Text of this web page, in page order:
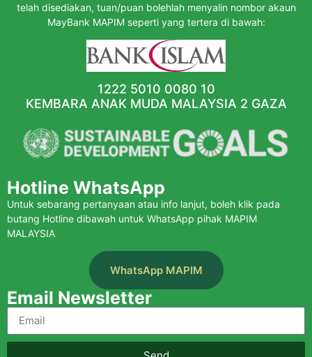
telah disediakan, tuan/puan bolehlah menyalin nombor akaun
MayBank MAPIM seperti yang tertera di bawah:
1222 5010 0080 10
KEMBARA ANAK MUDA MALAYSIA 2 GAZA
Hotline WhatsApp
Untuk sebarang pertanyaan atau info lanjut, boleh klik pada
butang Hotline dibawah untuk WhatsApp pihak MAPIM
MALAYSIA
WhatsApp MAPIM
Email Newsletter